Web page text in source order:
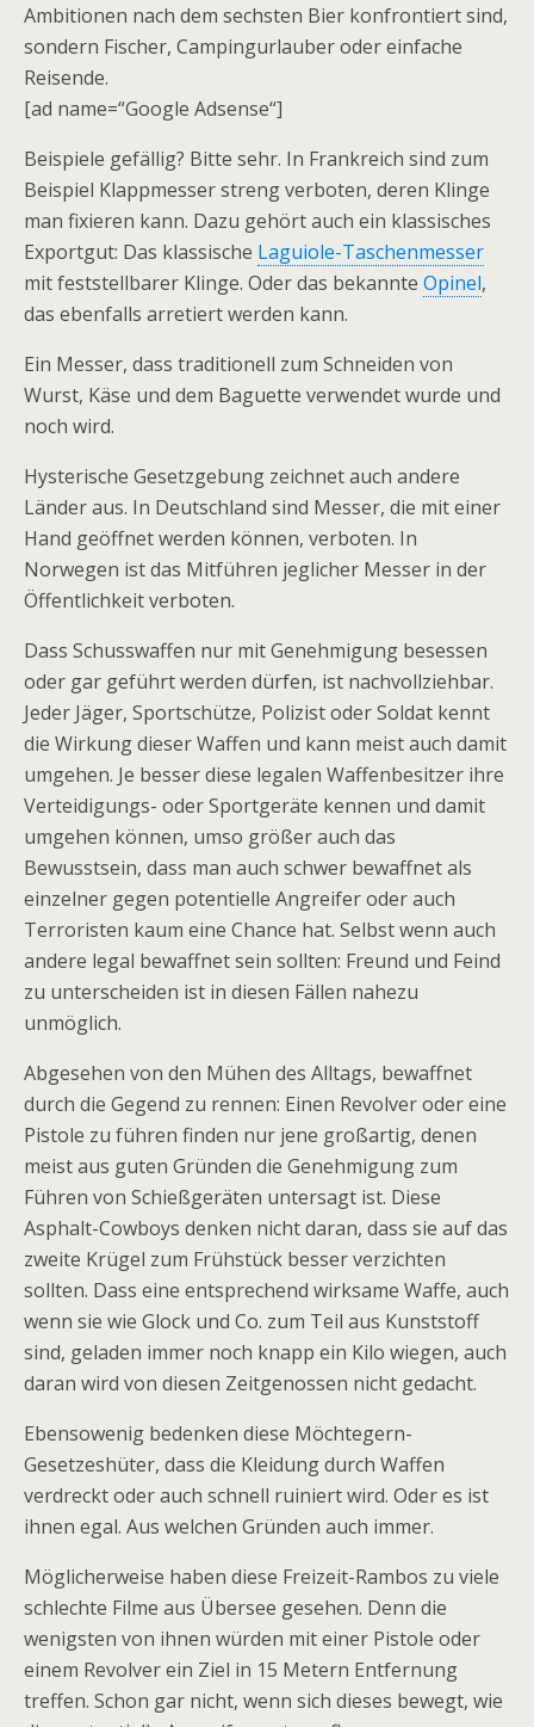
Ambitionen nach dem sechsten Bier konfrontiert sind,
sondern Fischer, Campingurlauber oder einfache
Reisende.
[ad name=“Google Adsense“]
Beispiele gefällig? Bitte sehr. In Frankreich sind zum
Beispiel Klappmesser streng verboten, deren Klinge
man fixieren kann. Dazu gehört auch ein klassisches
Exportgut: Das klassische Laguiole-Taschenmesser
mit feststellbarer Klinge. Oder das bekannte Opinel,
das ebenfalls arretiert werden kann.
Ein Messer, dass traditionell zum Schneiden von
Wurst, Käse und dem Baguette verwendet wurde und
noch wird.
Hysterische Gesetzgebung zeichnet auch andere
Länder aus. In Deutschland sind Messer, die mit einer
Hand geöffnet werden können, verboten. In
Norwegen ist das Mitführen jeglicher Messer in der
Öffentlichkeit verboten.
Dass Schusswaffen nur mit Genehmigung besessen
oder gar geführt werden dürfen, ist nachvollziehbar.
Jeder Jäger, Sportschütze, Polizist oder Soldat kennt
die Wirkung dieser Waffen und kann meist auch damit
umgehen. Je besser diese legalen Waffenbesitzer ihre
Verteidigungs- oder Sportgeräte kennen und damit
umgehen können, umso größer auch das
Bewusstsein, dass man auch schwer bewaffnet als
einzelner gegen potentielle Angreifer oder auch
Terroristen kaum eine Chance hat. Selbst wenn auch
andere legal bewaffnet sein sollten: Freund und Feind
zu unterscheiden ist in diesen Fällen nahezu
unmöglich.
Abgesehen von den Mühen des Alltags, bewaffnet
durch die Gegend zu rennen: Einen Revolver oder eine
Pistole zu führen finden nur jene großartig, denen
meist aus guten Gründen die Genehmigung zum
Führen von Schießgeräten untersagt ist. Diese
Asphalt-Cowboys denken nicht daran, dass sie auf das
zweite Krügel zum Frühstück besser verzichten
sollten. Dass eine entsprechend wirksame Waffe, auch
wenn sie wie Glock und Co. zum Teil aus Kunststoff
sind, geladen immer noch knapp ein Kilo wiegen, auch
daran wird von diesen Zeitgenossen nicht gedacht.
Ebensowenig bedenken diese Möchtegern-
Gesetzeshüter, dass die Kleidung durch Waffen
verdreckt oder auch schnell ruiniert wird. Oder es ist
ihnen egal. Aus welchen Gründen auch immer.
Möglicherweise haben diese Freizeit-Rambos zu viele
schlechte Filme aus Übersee gesehen. Denn die
wenigsten von ihnen würden mit einer Pistole oder
einem Revolver ein Ziel in 15 Metern Entfernung
treffen. Schon gar nicht, wenn sich dieses bewegt, wie